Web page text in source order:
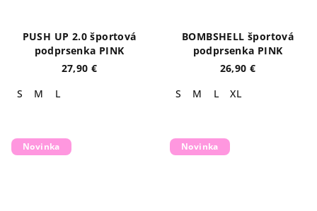
PUSH UP 2.0 športová
podprsenka PINK
27,90 €
S
M L
BOMBSHELL športová
podprsenka PINK
26,90 €
S
M L XL
Novinka Novinka